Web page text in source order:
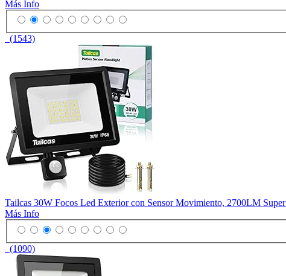
Más Info
(1543)
Tailcas 30W Focos Led Exterior con Sensor Movimiento, 2700LM
Más Info
(1090)